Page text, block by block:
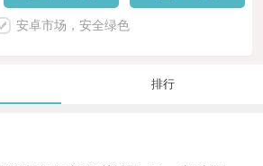
安卓市场，安全绿色
排行